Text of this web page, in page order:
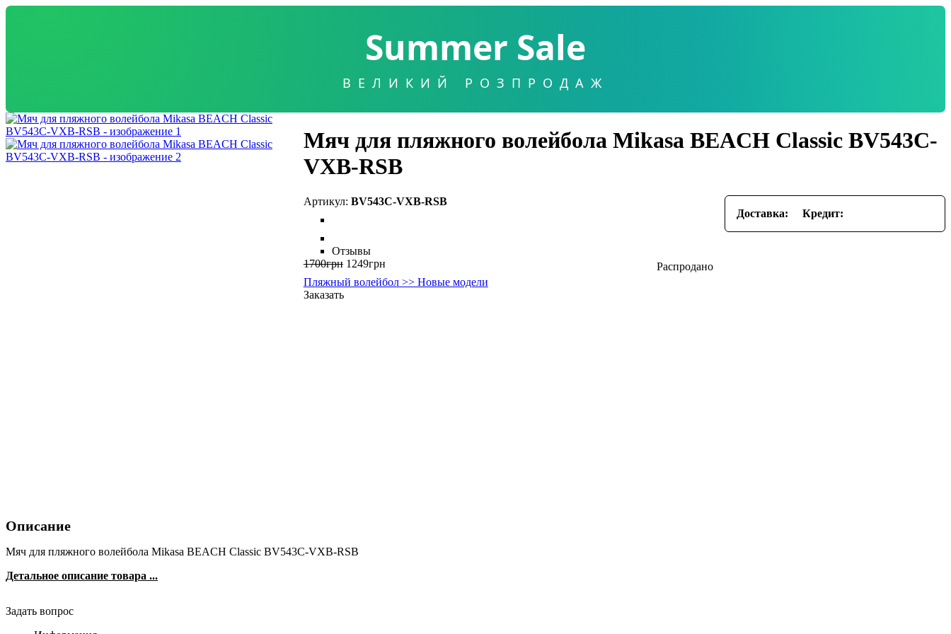
Summer Sale
ВЕЛИКИЙ РОЗПРОДАЖ
Мяч для пляжного волейбола Mikasa BEACH Classic BV543C-
VXB-RSB
BV543C-VXB-RSB
Отзывы
1700грн 1249грн
Пляжный волейбол >> Новые модели
Заказать
Доставка: Кредит:
Описание
Мяч для пляжного волейбола Mikasa BEACH Classic BV543C-VXB-RSB
Детальное описание товара ...
Задать вопрос